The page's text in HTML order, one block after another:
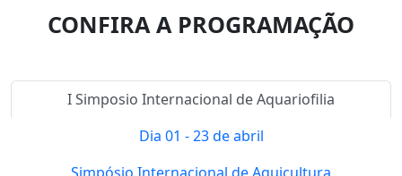
CONFIRA A PROGRAMAÇÃO
I Simposio Internacional de Aquariofilia
Dia 01 - 23 de abril